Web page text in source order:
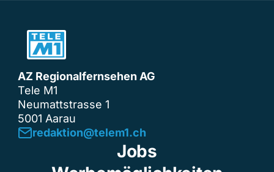
AZ Regionalfernsehen AG
Tele M1
Neumattstrasse 1
5001 Aarau
redaktion@telem1.ch
Jobs